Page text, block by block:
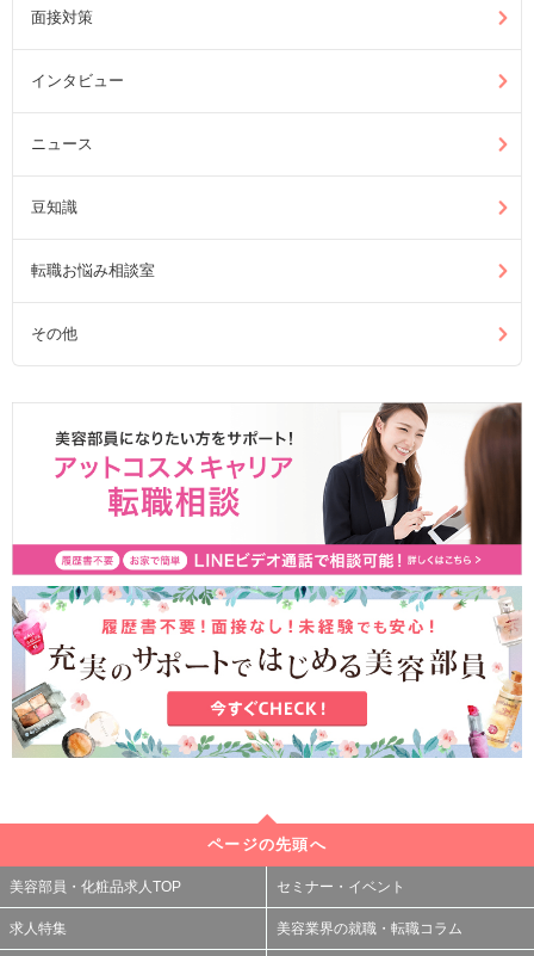
面接対策
インタビュー
ニュース
豆知識
転職お悩み相談室
その他
ページの先頭へ
美容部員・化粧品求人TOP セミナー・イベント
求人特集 美容業界の就職・転職コラム